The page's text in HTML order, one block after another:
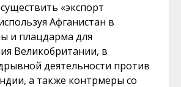
«экспорт
Афганистан в
и плацдарма для
Великобритании, в
деятельности против
а также контрмеры со